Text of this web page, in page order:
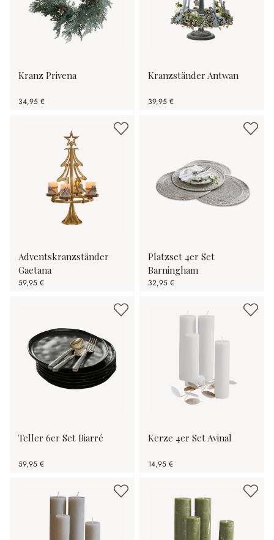
Kranz Privena
34,95 €
Kranzständer Antwan
39,95 €
Adventskranzständer
Gaetana
59,95 €
Platzset 4er Set
Barningham
32,95 €
Teller 6er Set Biarré
59,95 €
Kerze 4er Set Avinal
14,95 €